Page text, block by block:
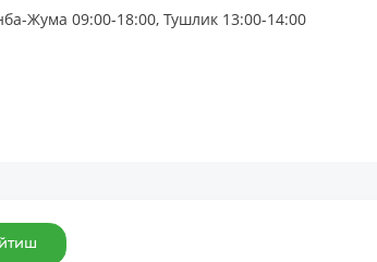
Жума 09:00-18:00, Тушлик 13:00-14:00